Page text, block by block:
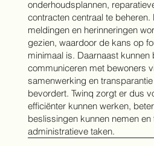
onderhoudsplannen,
contracten centraal te
meldingen en herinneringen
gezien, waardoor de kans op
minimaal is. Daarnaast
communiceren met bewoners
samenwerking en
bevordert. Twinq zorgt er dus
efficiënter kunnen werken,
beslissingen kunnen nemen
administratieve taken.